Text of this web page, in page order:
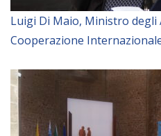
Luigi Di Maio, Ministro degli
Cooperazione